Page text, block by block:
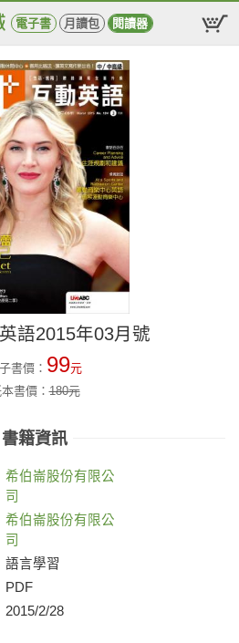
電子書 月讀包 閱讀器
語2015年03月號
書價： 99元
書價：180元
書籍資訊
希伯崙股份有限公
司
希伯崙股份有限公
司
語言學習
PDF
2015/2/28